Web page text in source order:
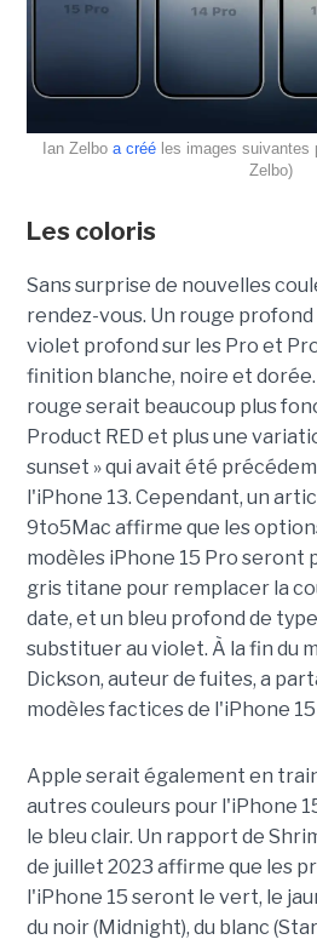
Ian Zelbo a créé les images
Zelbo)
Les coloris
Sans surprise de nouvelles
rendez-vous. Un rouge
violet profond sur les Pro et
finition blanche, noire et
rouge serait beaucoup plus
Product RED et plus une
sunset » qui avait été
l'iPhone 13. Cependant, un
9to5Mac affirme que les
modèles iPhone 15 Pro seront
gris titane pour remplacer la
date, et un bleu profond de
substituer au violet. À la fin du
Dickson, auteur de fuites, a
modèles factices de l'iPhone 15
Apple serait également en
autres couleurs pour l'iPhone
le bleu clair. Un rapport de
de juillet 2023 affirme que les
l'iPhone 15 seront le vert, le
du noir (Midnight), du blanc